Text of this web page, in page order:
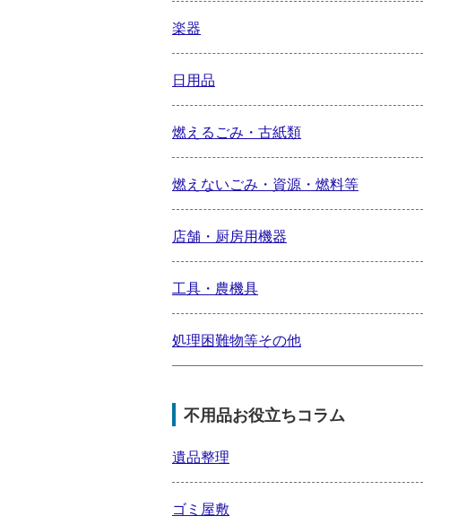
楽器
日用品
燃えるごみ・古紙類
燃えないごみ・資源・燃料等
店舗・厨房用機器
工具・農機具
処理困難物等その他
不用品お役立ちコラム
遺品整理
ゴミ屋敷